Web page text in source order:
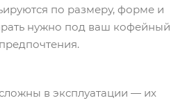
по размеру, форме и
нужно под ваш кофейный
в эксплуатации — их